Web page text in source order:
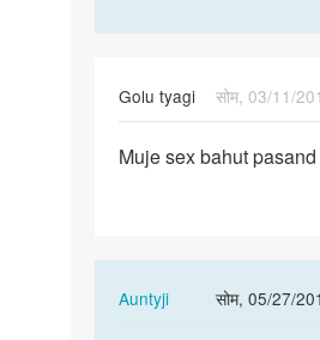
Golu tyagi
सोम, 03/11/
Muje
Muje sex bahut pasand
Auntyji
सोम, 05/27/
In